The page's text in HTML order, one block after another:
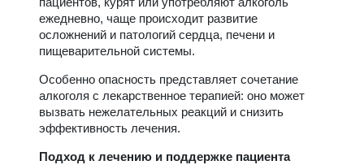
ежедневно, чаще происходит развитие
осложнений и патологий сердца, печени и
пищеварительной системы.
Особенно опасность представляет сочетание
алкоголя с лекарственное терапией: оно может
вызвать нежелательных реакций и снизить
эффективность лечения.
Подход к лечению и поддержке пациента